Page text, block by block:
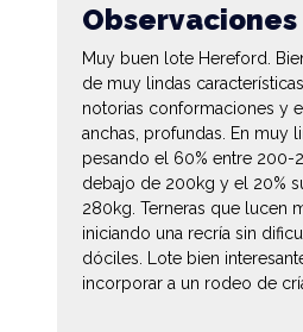
Observaciones
Muy buen lote Hereford.
de muy lindas
notorias conformaciones y
anchas, profundas. En muy
pesando el 60% entre 200-
debajo de 200kg y el 20%
280kg. Terneras que lucen
iniciando una recría sin
dóciles. Lote bien
incorporar a un rodeo de